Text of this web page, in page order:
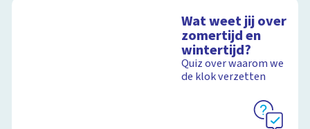
Wat weet jij over
zomertijd en
wintertijd?
Quiz over waarom we
de klok verzetten